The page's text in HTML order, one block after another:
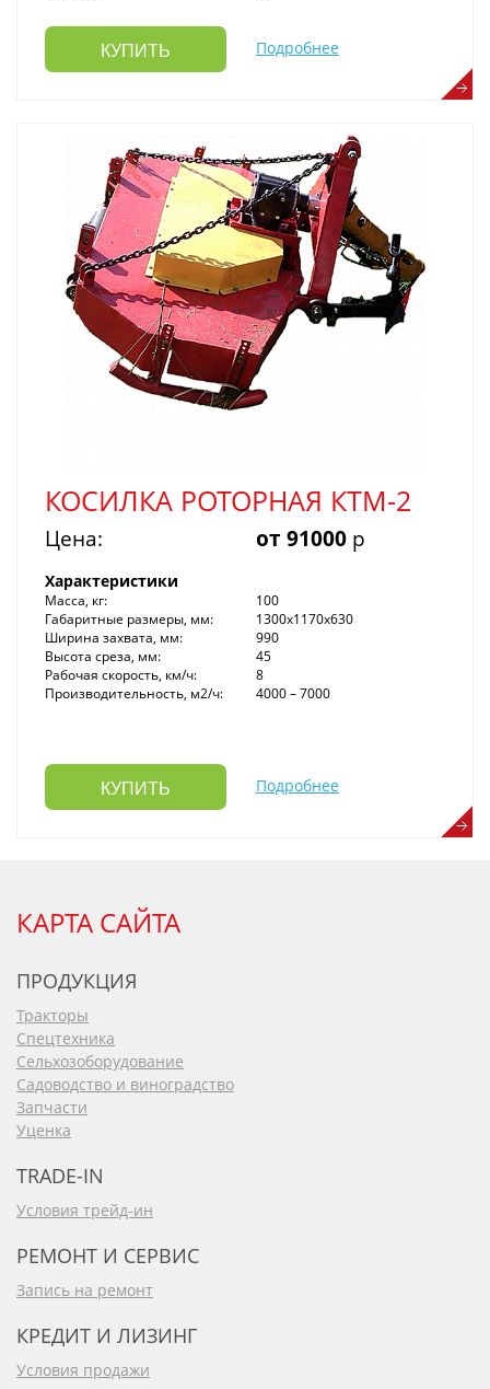
КУПИТЬ Подробнее
КОСИЛКА РОТОРНАЯ КТМ-2
Цена: от 91000 р
Характеристики
Масса, кг:
100
Габаритные размеры, мм:
1300х1170х630
Ширина захвата, мм:
990
Высота среза, мм:
45
Рабочая скорость, км/ч:
8
Производительность, м2/ч:
4000 – 7000
КУПИТЬ Подробнее
КАРТА САЙТА
ПРОДУКЦИЯ
Тракторы
Спецтехника
Сельхозоборудование
Садоводство и виноградство
Запчасти
Уценка
TRADE-IN
Условия трейд-ин
РЕМОНТ И СЕРВИС
Запись на ремонт
КРЕДИТ И ЛИЗИНГ
Условия продажи